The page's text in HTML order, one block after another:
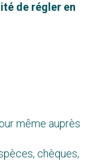
de régler en
même auprès
chèques,